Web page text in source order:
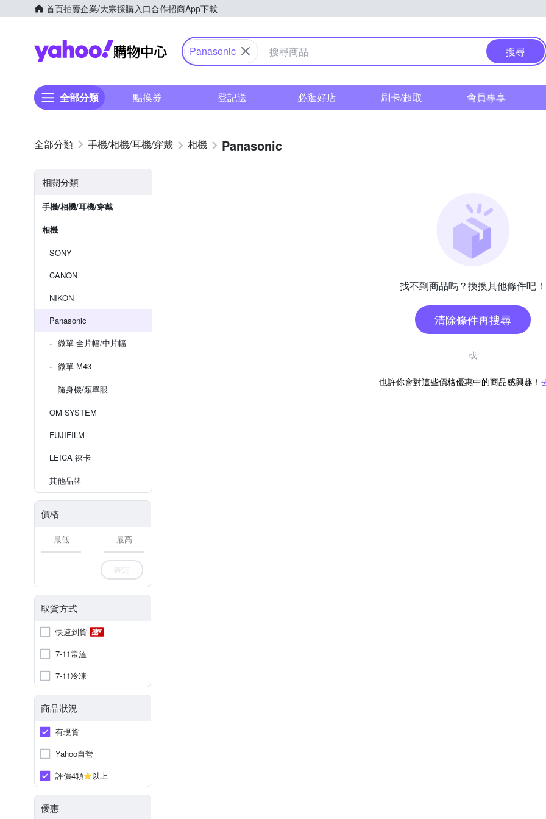
首頁拍賣企業/大宗採購入口合作招商App下載
Yahoo購物中心
Panasonic 搜尋
全部分類 點換券 登記送 必逛好店 刷卡/超取 會員專享
手機/相機/耳機/穿戴 相機 Panasonic
相關分類
手機/相機/耳機/穿戴
相機
SONY
CANON
NIKON
Panasonic
微單-全片幅/中片幅
微單-M43
隨身機/類單眼
OM SYSTEM
FUJIFILM
LEICA 徠卡
其他品牌
價格
-
確定
取貨方式
快速到貨
7-11常溫
7-11冷凍
商品狀況
有現貨
Yahoo自營
評價4顆
以上
優惠
找不到商品嗎？換換其他條件吧！
清除條件再搜尋
或
也許你會對這些價格優惠中的商品感興趣！